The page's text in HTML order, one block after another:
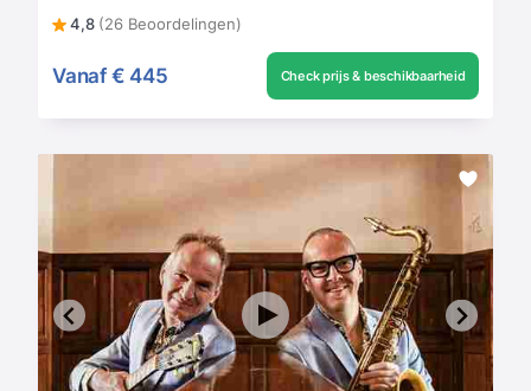
4,8 (26 Beoordelingen)
Vanaf € 445 Check prijs & beschikbaarheid